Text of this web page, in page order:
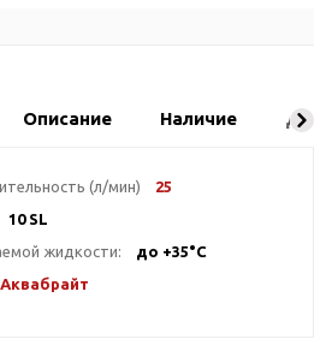
Описание Наличие
(л/мин)
25
10 SL
жидкости:
до +35°С
Аквабрайт